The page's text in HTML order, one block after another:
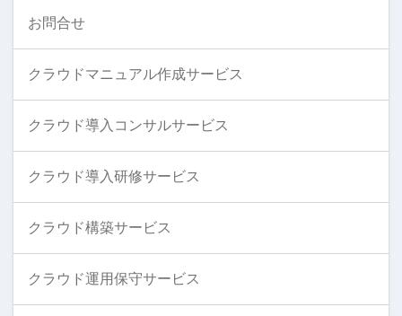
お問合せ
クラウドマニュアル作成サービス
クラウド導入コンサルサービス
クラウド導入研修サービス
クラウド構築サービス
クラウド運用保守サービス